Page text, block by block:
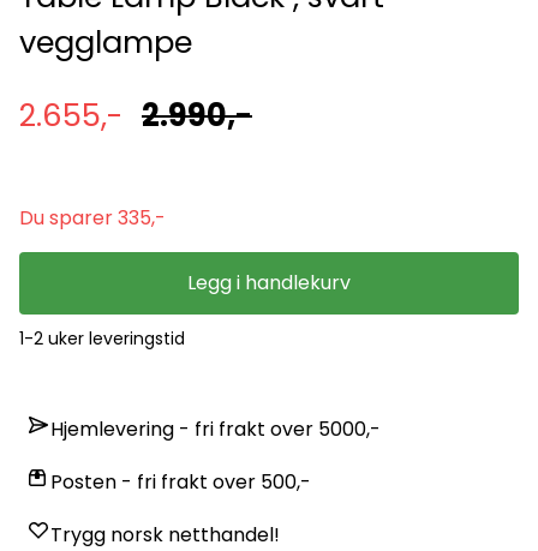
vegglampe
2.655,- 2.990,-
Du sparer 335,-
Legg i handlekurv
1-2 uker leveringstid
Hjemlevering - fri frakt over 5000,-
Posten - fri frakt over 500,-
Trygg norsk netthandel!